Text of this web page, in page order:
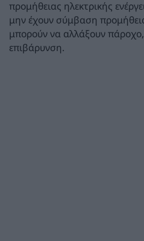
προμήθειας ηλεκτρικής
μην έχουν σύμβαση
μπορούν να αλλάξουν
επιβάρυνση.